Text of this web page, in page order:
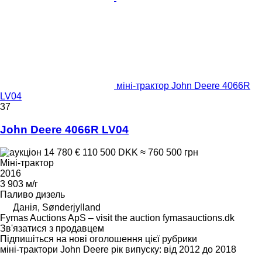
міні-трактор John Deere 4066R
LV04
37
John Deere 4066R LV04
14 780 € 110 500 DKK ≈ 760 500 грн
Міні-трактор
2016
3 903 м/г
Паливо дизель
Данія, Sønderjylland
Fymas Auctions ApS – visit the auction fymasauctions.dk
Зв'язатися з продавцем
Підпишіться на нові оголошення цієї рубрики
міні-трактори John Deere рік випуску: від 2012 до 2018